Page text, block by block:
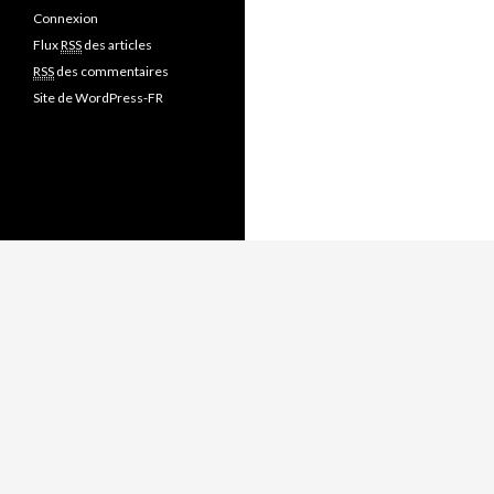
Connexion
FluxRSS des articles
RSS des commentaires
Site de WordPress-FR